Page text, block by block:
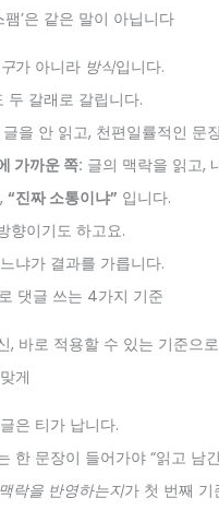
팸’은 같은 말이 아닙니다
가 아니라 방식입니다.
두 갈래로 갈립니다.
글을 안 읽고, 천편일률적인 문
가까운 쪽: 글의 맥락을 읽고,
“진짜 소통이냐” 입니다.
향이기도 하고요.
냐가 결과를 가릅니다.
댓글 쓰는 4가지 기준
, 바로 적용할 수 있는 기준으
게
은 티가 납니다.
한 문장이 들어가야 “읽고 남
락을 반영하는지가 첫 번째 기